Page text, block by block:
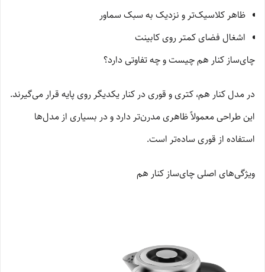
ظاهر کلاسیک‌تر و نزدیک به سبک سماور
اشغال فضای کمتر روی کابینت
چای‌ساز کنار هم چیست و چه تفاوتی دارد؟
در مدل کنار هم، کتری و قوری در کنار یکدیگر روی پایه قرار می‌گیرند.
این طراحی معمولاً ظاهری مدرن‌تر دارد و در بسیاری از مدل‌ها
استفاده از قوری ساده‌تر است.
ویژگی‌های اصلی چای‌ساز کنار هم